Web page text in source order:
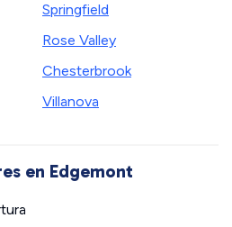
Springfield
Rose Valley
Chesterbrook
Villanova
en Edgemont